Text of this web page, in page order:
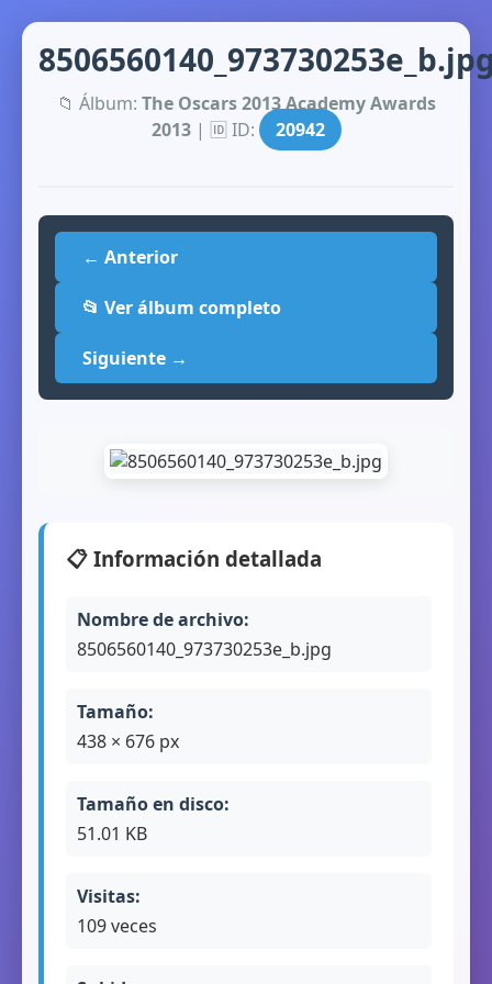
📁 Álbum: The Oscars 2013 Academy Awards
2013| 🆔 ID: 20942
← Anterior
📂 Ver álbum completo
Siguiente →
📋 Información detallada
Nombre de archivo:
8506560140_973730253e_b.jpg
Tamaño:
438 × 676 px
Tamaño en disco:
51.01 KB
Visitas:
109 veces